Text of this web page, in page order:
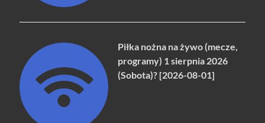
Piłka nożna na żywo (mecze,
programy) 1 sierpnia 2026
(Sobota)? [2026-08-01]